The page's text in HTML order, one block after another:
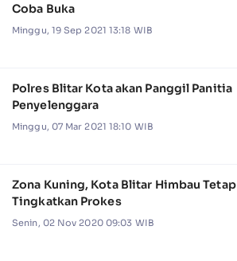
Coba Buka
Minggu, 19 Sep 2021 13:18 WIB
Polres Blitar Kota akan Panggil Panitia
Penyelenggara
Minggu, 07 Mar 2021 18:10 WIB
Zona Kuning, Kota Blitar Himbau Tetap
Tingkatkan Prokes
Senin, 02 Nov 2020 09:03 WIB